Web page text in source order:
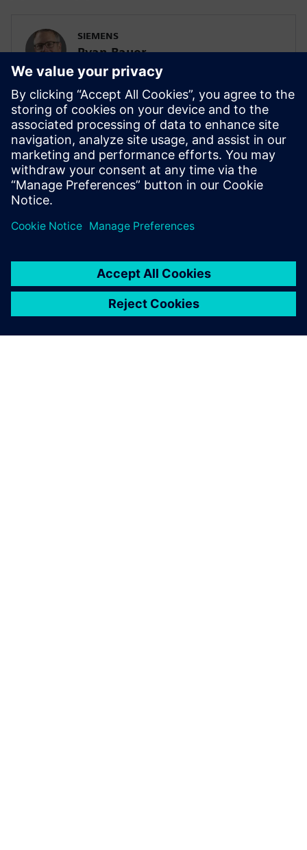
SIEMENS
Ryan Bauer
Директор по отраслевым решениям
SIEMENS DIGITAL INDUSTRIES SOFTWARE
Ryan Bauer
Director of Industry Solutions